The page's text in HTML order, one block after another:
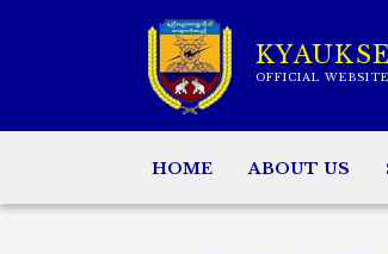
OFFICIAL WEBSITE
HOME ABOUT US